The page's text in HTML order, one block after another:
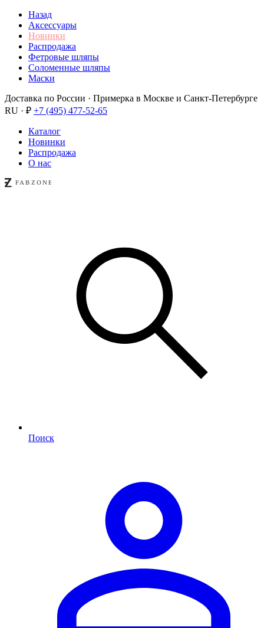
Назад
Аксессуары
Новинки
Распродажа
Фетровые шляпы
Соломенные шляпы
Маски
Доставка по России · Примерка в Москве и Санкт-Петербурге
RU · ₽ +7 (495) 477-52-65
Каталог
Новинки
Распродажа
О нас
Поиск